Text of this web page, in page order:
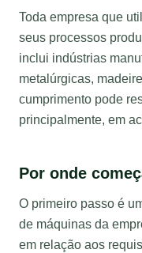
Toda empresa que
seus processos
inclui indústrias
metalúrgicas,
cumprimento pode
principalmente, em
Por onde
O primeiro passo é
de máquinas da
em relação aos